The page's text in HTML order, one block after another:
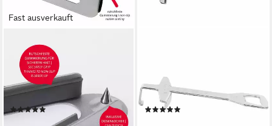
Fast ausverkauft
Dosenöffner mit Gummi-
Lippe, Glas- und
Flaschenöffner/Deckelöffner,
Vielzwecköffner, Made in
Germany
11,49 €
mit Kapselheber, Länge: 13,1
cm, Stahl